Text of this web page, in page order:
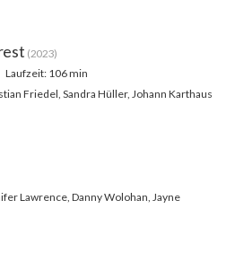
(2023)
Laufzeit: 106 min
Friedel, Sandra Hüller, Johann Karthaus
Lawrence, Danny Wolohan, Jayne